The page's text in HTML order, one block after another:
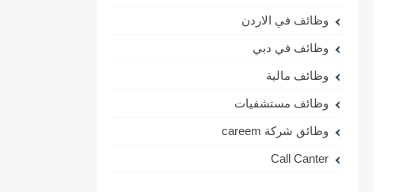
وظائف في الاردن
وظائف في دبي
وظائف مالية
وظائف مستشفيات
وظائق شركة careem
Call Canter